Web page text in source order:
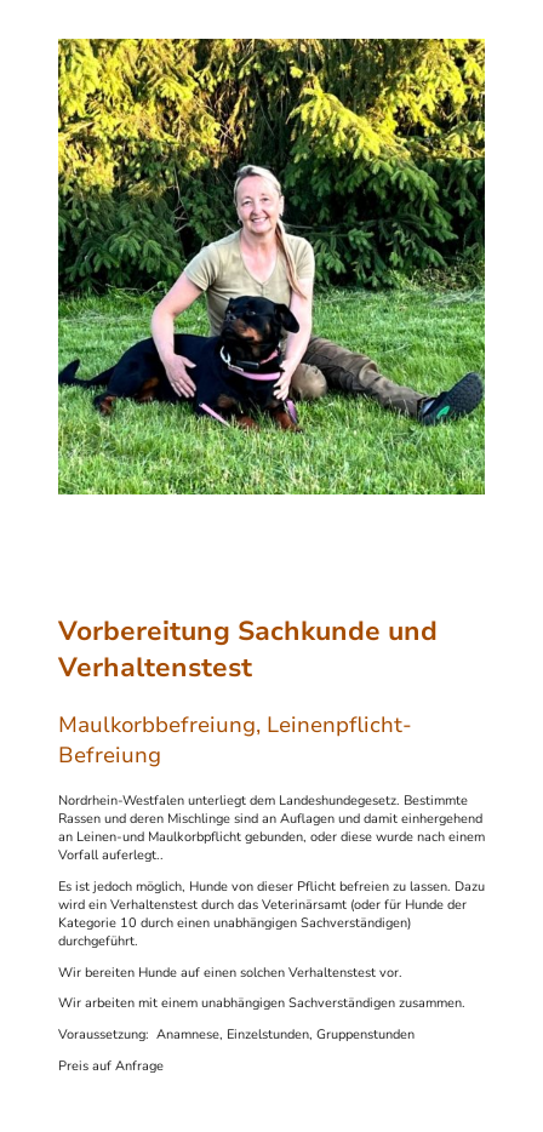
Vorbereitung Sachkunde und
Verhaltenstest
Maulkorbbefreiung, Leinenpflicht-
Befreiung
Nordrhein-Westfalen unterliegt dem Landeshundegesetz. Bestimmte
Rassen und deren Mischlinge sind an Auflagen und damit einhergehend
an Leinen-und Maulkorbpflicht gebunden, oder diese wurde nach einem
Vorfall auferlegt..
Es ist jedoch möglich, Hunde von dieser Pflicht befreien zu lassen. Dazu
wird ein Verhaltenstest durch das Veterinärsamt (oder für Hunde der
Kategorie 10 durch einen unabhängigen Sachverständigen)
durchgeführt.
Wir bereiten Hunde auf einen solchen Verhaltenstest vor.
Wir arbeiten mit einem unabhängigen Sachverständigen zusammen.
Voraussetzung: Anamnese, Einzelstunden, Gruppenstunden
Preis auf Anfrage